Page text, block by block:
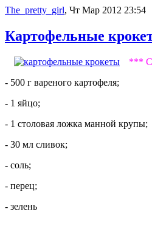
The_pretty_girl, Чт Мар 2012 23:54
Картофельные
***
- 500 г вареного картофеля;
- 1 яйцо;
- 1 столовая ложка манной крупы;
- 30 мл сливок;
- соль;
- перец;
- зелень